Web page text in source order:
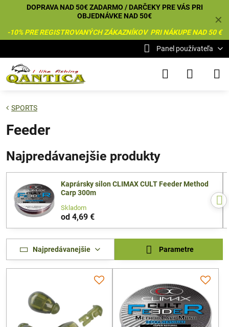
✕
DOPRAVA NAD 50€ ZADARMO / DARČEKY PRE VÁS PRI
OBJEDNÁVKE NAD 50€
-10% PRE REGISTROVANÝCH ZÁKAZNÍKOV PRI NÁKUPE NAD 50 €
Panel používateľa
SPORTS
Feeder
Najpredávanejšie produkty
Kaprársky silon CLIMAX CULT Feeder Method
Carp 300m
Skladom
od 4,69 €
Najpredávanejšie Parametre